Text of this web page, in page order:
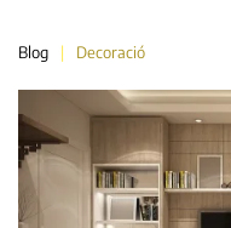
Blog Decoració